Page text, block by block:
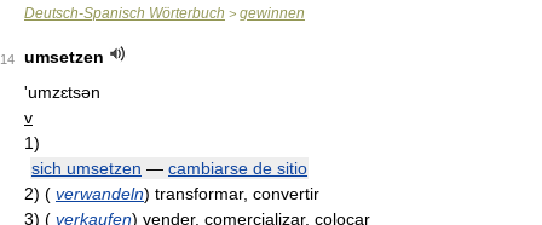
Deutsch-Spanisch Wörterbuch > gewinnen
14
umsetzen
'umzɛtsən
v
1)
sich umsetzen — cambiarse de sitio
2) ( verwandeln) transformar, convertir
3) ( verkaufen) vender, comercializar, colocar